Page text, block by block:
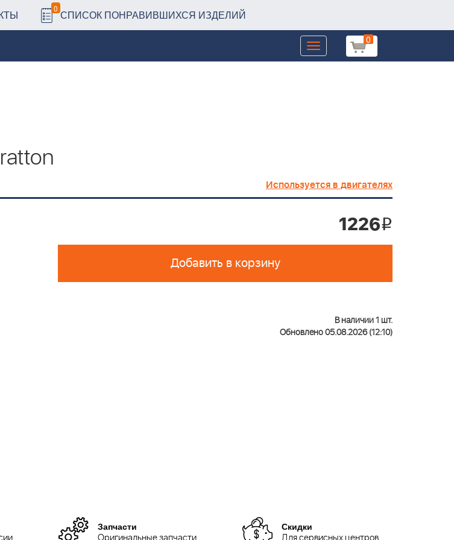
0 СПИСОК ПОНРАВИВШИХСЯ ИЗДЕЛИЙ
0
Toggle
navigation
Используется в двигателях
1226i
Добавить в корзину
В наличии 1 шт.
Обновлено 05.08.2026 (12:10)
Запчасти Скидки